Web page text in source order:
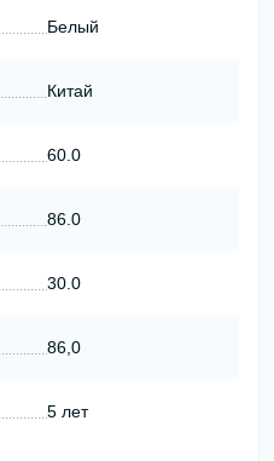
Белый
Китай
60.0
86.0
30.0
86,0
5 лет